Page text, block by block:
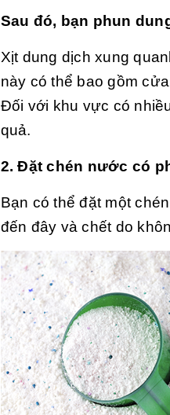
Sau đó, bạn phun
Xịt dung dịch xung
này có thể bao gồm
Đối với khu vực có
quả.
2. Đặt chén nước có
Bạn có thể đặt một
đến đây và chết do